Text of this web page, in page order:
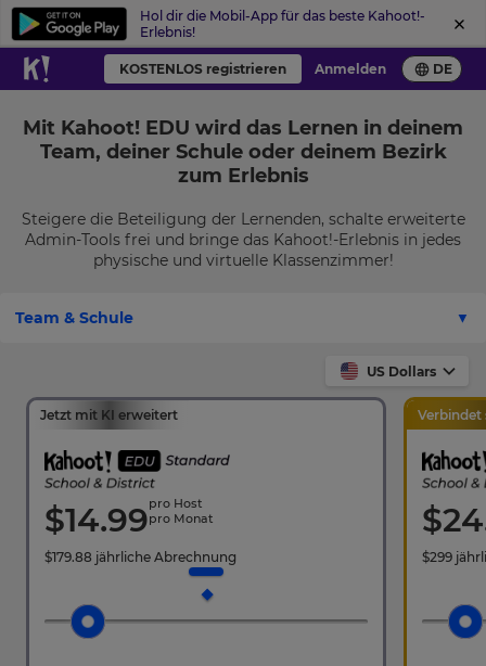
Hol dir die Mobil-App für das beste Kahoot!-
Erlebnis!
KOSTENLOS registrieren Anmelden DE
Mit Kahoot! EDU wird das Lernen in deinem
Team, deiner Schule oder deinem Bezirk
zum Erlebnis
Steigere die Beteiligung der Lernenden, schalte erweiterte
Admin-Tools frei und bringe das Kahoot!-Erlebnis in jedes
physische und virtuelle Klassenzimmer!
Team & Schule
US Dollars
Jetzt mit KI erweitert
$14.99pro Host
pro Monat
$179.88 jährliche Abrechnung
Verbindet
$299